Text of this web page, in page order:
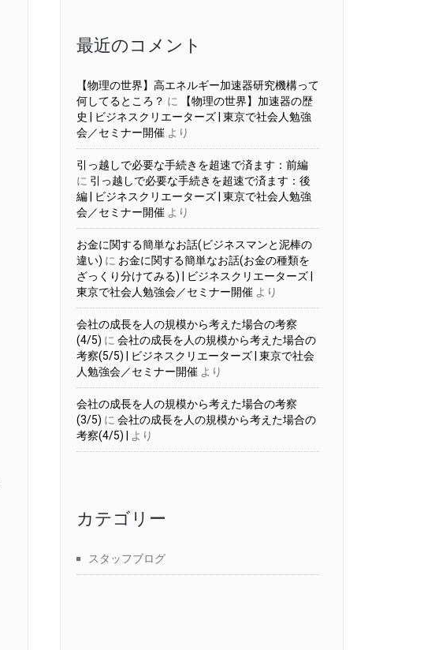
最近のコメント
【物理の世界】高エネルギー加速器研究機構って
何してるところ？ に
【物理の世界】加速器の歴
史 | ビジネスクリエーターズ | 東京で社会人勉強
会／セミナー開催 より
引っ越しで必要な手続きを超速で済ます：前編
に 引っ越しで必要な手続きを超速で済ます：後
編 | ビジネスクリエーターズ | 東京で社会人勉強
会／セミナー開催 より
お金に関する簡単なお話(ビジネスマンと泥棒の
違い) に お金に関する簡単なお話(お金の種類を
ざっくり分けてみる) | ビジネスクリエーターズ |
東京で社会人勉強会／セミナー開催 より
会社の成長を人の規模から考えた場合の考察
(4/5) に 会社の成長を人の規模から考えた場合の
考察(5/5) | ビジネスクリエーターズ | 東京で社会
人勉強会／セミナー開催 より
会社の成長を人の規模から考えた場合の考察
(3/5) に 会社の成長を人の規模から考えた場合の
考察(4/5) |
より
カテゴリー
スタッフブログ